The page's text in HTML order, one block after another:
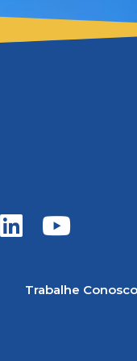
Trabalhe Conosco